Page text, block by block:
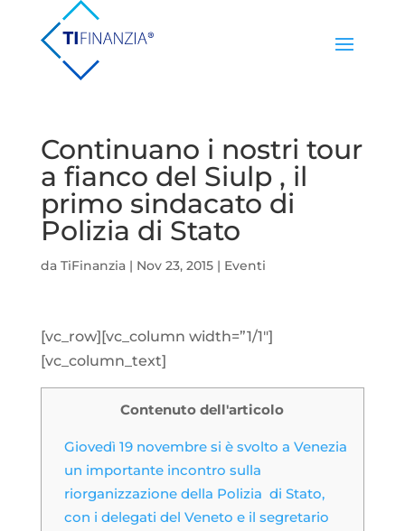
Continuano i nostri tour
a fianco del Siulp , il
primo sindacato di
Polizia di Stato
da TiFinanzia| Nov 23, 2015| Eventi
[vc_row][vc_column width=”1/1″]
[vc_column_text]
Contenuto dell'articolo
Giovedì 19 novembre si è svolto a Venezia
un importante incontro sulla
riorganizzazione della Polizia di Stato,
con i delegati del Veneto e il segretario